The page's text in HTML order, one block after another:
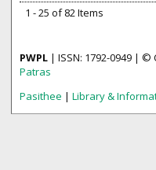
1 - 25 of 82 Items
PWPL | ISSN: 1792-0949 | ©
Patras
Pasithee | Library &